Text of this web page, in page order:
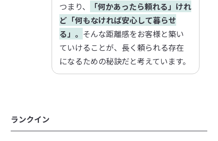
つまり、
「何かあったら頼れる」けれ
ど「何もなければ安心して暮らせ
る」。 そんな距離感をお客様と築い
ていけることが、長く頼られる存在
になるための秘訣だと考えています。
ランクイン